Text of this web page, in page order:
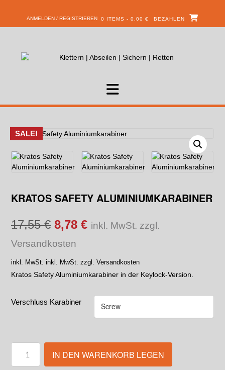
ANMELDEN / REGISTRIEREN 0 ITEMS - 0,00 € BEZAHLEN
SALE!
KRATOS SAFETY ALUMINIUMKARABINER
17,55€ 8,78 € inkl. MwSt. zzgl.
Versandkosten
inkl. MwSt. inkl. MwSt. zzgl. Versandkosten
Kratos Safety Aluminiumkarabiner in der Keylock-Version.
Verschluss Karabiner
IN DEN WARENKORB LEGEN